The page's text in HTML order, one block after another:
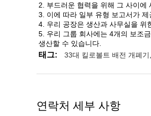
2. 부드러운 협력을 위해 그 사이에
3. 이에 따라 일부 유형 보고서가 제
4. 우리 공장은 생산과 사무실을 위
5. 우리 그룹 회사에는 4개의 보조
생산할 수 있습니다.
태그: 33대 킬로볼트 배전 개폐기
연락처 세부 사항